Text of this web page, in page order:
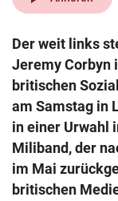
search
Suchbegriff
eingeben
© Krone
Der weit links
Jeremy Corbyn
britischen
am Samstag in
in einer Urwahl
Miliband, der
im Mai
britischen